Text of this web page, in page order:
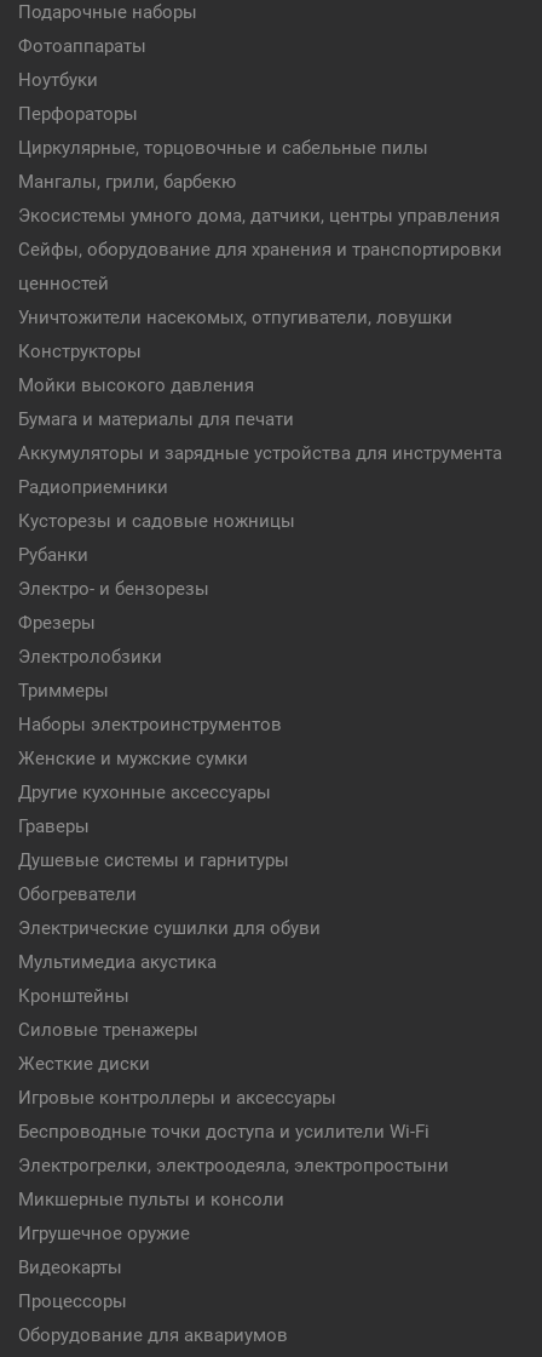
Подарочные наборы
Фотоаппараты
Ноутбуки
Перфораторы
Циркулярные, торцовочные и сабельные пилы
Мангалы, грили, барбекю
Экосистемы умного дома, датчики, центры управления
Сейфы, оборудование для хранения и транспортировки
ценностей
Уничтожители насекомых, отпугиватели, ловушки
Конструкторы
Мойки высокого давления
Бумага и материалы для печати
Аккумуляторы и зарядные устройства для инструмента
Радиоприемники
Кусторезы и садовые ножницы
Рубанки
Электро- и бензорезы
Фрезеры
Электролобзики
Триммеры
Наборы электроинструментов
Женские и мужские сумки
Другие кухонные аксессуары
Граверы
Душевые системы и гарнитуры
Обогреватели
Электрические сушилки для обуви
Мультимедиа акустика
Кронштейны
Силовые тренажеры
Жесткие диски
Игровые контроллеры и аксессуары
Беспроводные точки доступа и усилители Wi-Fi
Электрогрелки, электроодеяла, электропростыни
Микшерные пульты и консоли
Игрушечное оружие
Видеокарты
Процессоры
Оборудование для аквариумов